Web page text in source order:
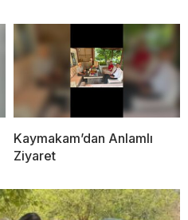
Kaymakam’dan Anlamlı
Ziyaret